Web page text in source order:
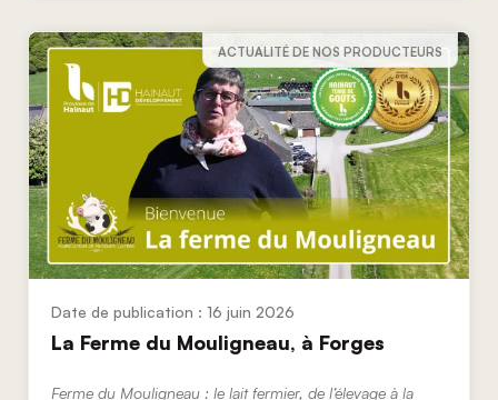
ACTUALITÉ DE NOS PRODUCTEURS
16 juin 2026
La Ferme du Mouligneau, à Forges
Ferme du Mouligneau : le lait fermier, de l’élevage à la